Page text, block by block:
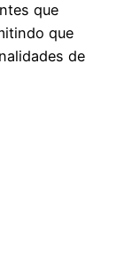
que
que
de